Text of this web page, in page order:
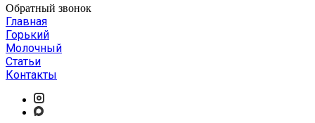
Обратный звонок
Главная
Горький
Молочный
Статьи
Контакты